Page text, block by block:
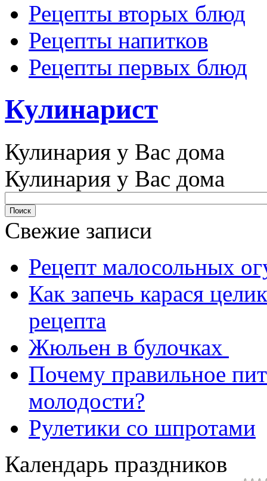
Рецепты вторых блюд
Рецепты напитков
Рецепты первых блюд
Кулинарист
Кулинария у Вас дома
Кулинария у Вас дома
Свежие записи
Рецепт малосольных
Как запечь карася
рецепта
Жюльен в булочках
Почему правильное
молодости?
Рулетики со шпротами
Календарь праздников